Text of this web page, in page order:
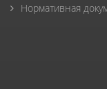
Нормативная